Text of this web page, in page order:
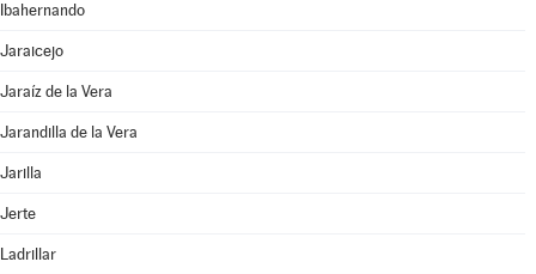
Ibahernando
Jaraicejo
Jaraíz de la Vera
Jarandilla de la Vera
Jarilla
Jerte
Ladrillar